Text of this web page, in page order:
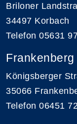
Briloner
34497 Korbach
Telefon 05631
Frankenberg
Königsberger
35066
Telefon 06451